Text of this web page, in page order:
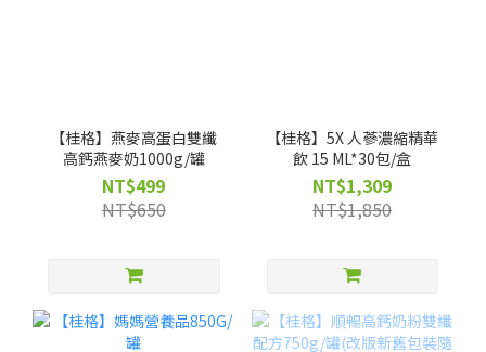
【桂格】燕麥高蛋白雙纖
高鈣燕麥奶1000g/罐
NT$499
NT$650
【桂格】5X 人蔘濃縮精華
飲 15 ML*30包/盒
NT$1,309
NT$1,850